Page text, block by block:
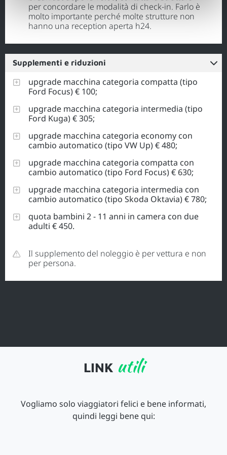
per concordare le modalità di check-in. Farlo è
molto importante perché molte strutture non
hanno una reception aperta h24.
Supplementi e riduzioni
upgrade macchina categoria compatta (tipo
Ford Focus) € 100;
upgrade macchina categoria intermedia (tipo
Ford Kuga) € 305;
upgrade macchina categoria economy con
cambio automatico (tipo VW Up) € 480;
upgrade macchina categoria compatta con
cambio automatico (tipo Ford Focus) € 630;
upgrade macchina categoria intermedia con
cambio automatico (tipo Skoda Oktavia) € 780;
quota bambini 2 - 11 anni in camera con due
adulti € 450.
Il supplemento del noleggio è per vettura e non
per persona.
LINK utili
Vogliamo solo viaggiatori felici e bene informati,
quindi leggi bene qui: